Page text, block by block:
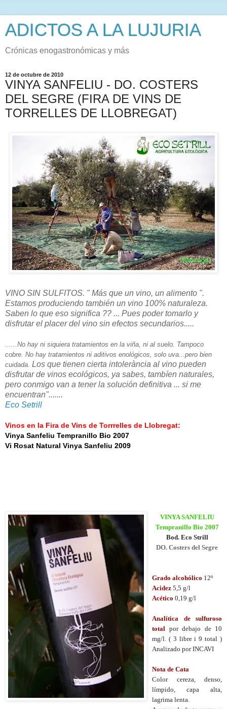
ADICTOS A LA LUJURIA
Crónicas enogastronómicas y más
12 de octubre de 2010
VINYA SANFELIU - DO. COSTERS
DEL SEGRE (FIRA DE VINS DE
TORRELLES DE LLOBREGAT)
VINO SIN SULFITOS. " Más que un vino, un alimento ".
Estamos produciendo también un vino 100% naturaleza.
Saben lo que eso significa ?? ... Pues poder tomarlo y
disfrutar el placer del vino sin efectos secundarios.....
......No hay ni siquiera tratamientos en la viña, ni al suelo. Tampoco
cobre. No hay tratamientos ni aditivos enológicos, solo uva...pero bien
cuidada. Los que tienen cierta intolerància al vino pueden
disfrutar de vinos ecológicos, ya sabes, tambíen naturales,
pero conmigo van a tener la solución definitiva ... si me
encuentran".......
Eco Setrill
Vinos en la Fira de Vins de Torrrelles de Llobregat:
Vinya Sanfeliu Tempranillo Bio 2007
Vi Rosat Natural Vinya Sanfeliu 2009
VINYA SANFELIU
Tempranillo Bio 2007
Bod. Eco Strill
DO. Costers del Segre
Grado alcohólico 12º
Acidez 5,5 g/l
Acético 0,19 g/l
Analítica de sulfuroso
total por debajo de 10
mg/l. ( 3 libre i 9 total )
Analizado por INCAVI
Nota de Cata
Color cereza, denso,
límpido, capa alta,
lagrima lenta.